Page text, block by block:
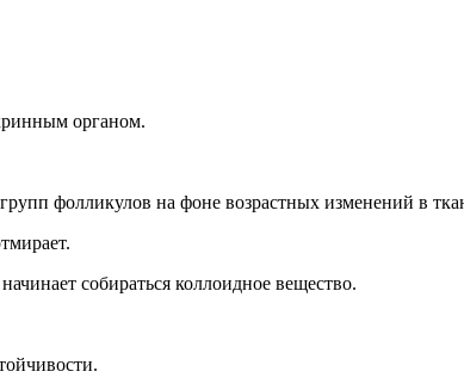
органом.
фолликулов на фоне возрастных изменений в
собираться коллоидное вещество.